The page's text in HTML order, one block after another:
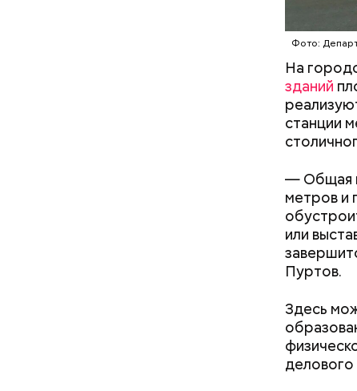
Фото:
На
зданий
станции
— Общая
метров и
или
Пуртов.
Здесь
делового
В
Бизнес-
линии, а